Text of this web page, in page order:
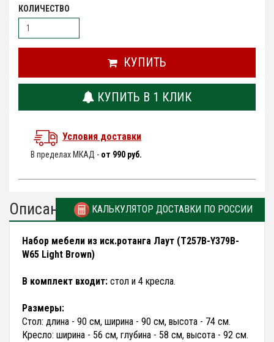
КОЛИЧЕСТВО
КУПИТЬ
КУПИТЬ В 1 КЛИК
Условия доставки
В пределах МКАД - от 990 руб.
Описание КАЛЬКУЛЯТОР ДОСТАВКИ ПО РОССИИ
Набор мебели из иск.ротанга Лаут (T257B-Y379B-
W65 Light Brown)
В комплект входит: стол и 4 кресла.
Размеры:
Стол: длина - 90 см, ширина - 90 см, высота - 74 см.
Кресло: ширина - 56 см, глубина - 58 см, высота - 92 см.